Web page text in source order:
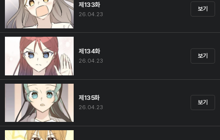
제133화
26.04.23
보기
제134화
26.04.23
보기
제135화
26.04.23
보기